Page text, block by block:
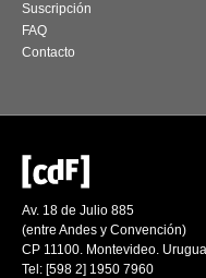
Suscripción
FAQ
Contacto
Av. 18 de Julio 885
(entre Andes y Convención)
CP 11100. Montevideo.
Tel: [598 2] 1950 7960